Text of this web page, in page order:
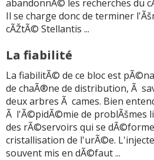
abandonnÃ© les recherches du
Il se charge donc de terminer
cÃŽtÃ© Stellantis ...
La fiabilité
La fiabilitÃ© de ce bloc est
de chaÃ®ne de distribution, Ã
deux arbres Ã cames. Bien
Ã l'Ã©pidÃ©mie de problÃšmes
des rÃ©servoirs qui se
cristallisation de l'urÃ©e.
souvent mis en dÃ©faut ...